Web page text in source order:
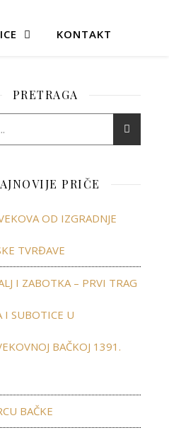
KONTAKT
PRETRAGA
PRIČE
OD IZGRADNJE
TVRĐAVE
I ZABOTKA – PRVI TRAG
I SUBOTICE U
BAČKOJ 1391.
BAČKE